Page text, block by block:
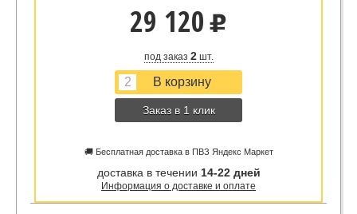
29 120 u
под заказ 2шт.
Заказ в 1 клик
🚚 Бесплатная доставка в ПВЗ Яндекс Маркет
доставка в течении 14-22 дней
Информация о доставке и оплате